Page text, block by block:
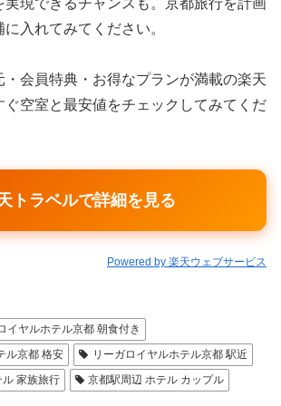
入れてみてください。
・会員特典・お得なプランが満載の楽天
ぐ空室と最安値をチェックしてみてくだ
トラベルで詳細を見る
Powered by 楽天ウェブサービス
イヤルホテル京都 朝食付き
ル京都 格安
リーガロイヤルホテル京都 駅近
家族旅行 京都駅周辺 ホテル カップル